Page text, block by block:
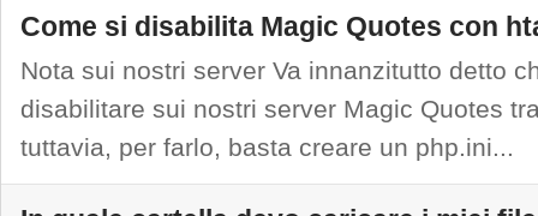
Come si disabilita Magic Quotes con
Nota sui nostri server Va innanzitutto detto
disabilitare sui nostri server Magic Quotes
tuttavia, per farlo, basta creare un php.ini...